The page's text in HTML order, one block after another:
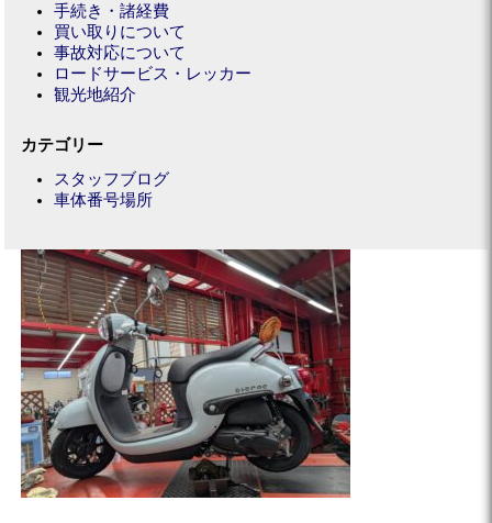
手続き・諸経費
買い取りについて
事故対応について
ロードサービス・レッカー
観光地紹介
カテゴリー
スタッフブログ
車体番号場所